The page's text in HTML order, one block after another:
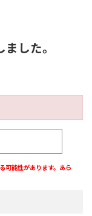
した。
可能性があります。あら